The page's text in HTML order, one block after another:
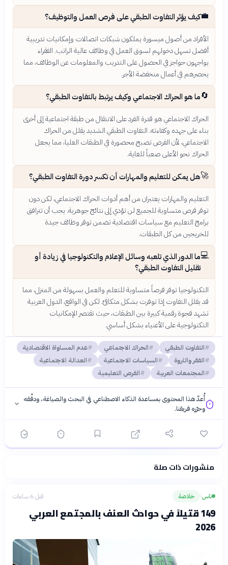
💼كيف يؤثر التفاوت الطبقي على فرص العمل والتوظيف؟
الأفراد من أصول ميسورة يملكون شبكات اتصالات وإمكانيات تدريبية
أفضل تسهل دخولهم لسوق العمل في وظائف عالية الراتب. الفقراء
يواجهون حواجز في الحصول على التدريب والمعلومات عن الوظائف، مما
يحصرهم في أعمال منخفضة الأجر.
🔄ما هو الحراك الاجتماعي وكيف يرتبط بالتفاوت الطبقي؟
الحراك الاجتماعي هو قدرة الفرد على الانتقال من طبقة اجتماعية إلى أخرى
بناء على جهده وكفاءته. التفاوت الطبقي الشديد يقلل من الحراك
الاجتماعي، لأن الفرص تصبح محصورة في الطبقات العليا، مما يجعل
الحراك نحو الأعلى صعباً للغاية.
🚀هل يمكن للتعليم والمهارات أن تكسر دورة التفاوت الطبقي؟
التعليم والمهارات يعتبران من أهم أدوات الحراك الاجتماعي، لكن دون
توفر فرص متساوية للجميع لن تؤدي إلى نتائج جوهرية. يجب أن تترافق
برامج التعليم مع سياسات اقتصادية تضمن توفر وظائف جيدة
للخريجين من كل الطبقات.
💻ما الدور الذي تلعبه وسائل الإعلام والتكنولوجيا في زيادة أو
تقليل التفاوت الطبقي؟
التكنولوجيا توفر فرصاً متساوية للتعلم والعمل بسهولة من المنزل، مما
قد يقلل التفاوت إذا توفرت بشكل متكافئ. لكن في الواقع، الدول العربية
تشهد فجوة رقمية كبيرة بين الطبقات، حيث تقتصر الإمكانيات
التكنولوجية على الأغنياء بشكل أساسي.
التفاوت الطبقي الحراك الاجتماعي
عدم المساواة الاقتصادية
الفقر والثروة
السياسات الاجتماعية
العدالة الاجتماعية
المجتمعات العربية
الفرص التعليمية
أُعدّ هذا المحتوى بمساعدة الذكاء الاصطناعي في البحث والصياغة، ودقّقه
وحرّره فريقنا.
فلسفتنا المعرفية· سياسة الذكاء الاصطناعيمنشورات ذات صلة
ناس› خلاصة قبل 6 ساعات
149 قتيلاً في حوادث العنف بالمجتمع العربي
2026